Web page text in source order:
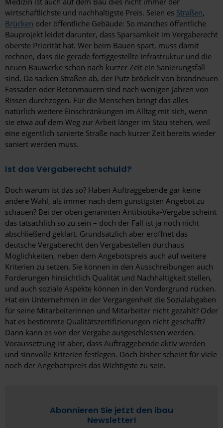
wirtschaftlichste und nachhaltigste Preis. Seien es Straßen,
Brücken oder öffentliche Gebäude: So manches öffentliche
Bauprojekt leidet darunter, dass Sparsamkeit im Vergaberecht
oberste Priorität hat. Wer beim Bauen spart, muss damit
rechnen, dass die gerade fertiggestellte Infrastruktur und die
neuen Bauwerke schon nach kurzer Zeit ein Sanierungsfall
sind. Da sacken Straßen ab, der Putz bröckelt von brandneuen
Fassaden oder Betonmauern sind nach wenigen Jahren von
Rissen durchzogen. Für die Menschen bringt das alles
natürlich weitere Einschränkungen im Alltag mit sich, wenn
sie etwa auf dem Weg zur Arbeit länger im Stau stehen, weil
eine eigentlich sanierte Straße nach kurzer Zeit bereits wieder
saniert werden muss.
Ist das Vergaberecht schuld?
Doch warum ist das so? Haben Auftraggebende gar keine
andere Wahl, als immer nach dem günstigsten Angebot zu
schauen? Bei der oben genannten Antibiotika-Vergabe scheint
das tatsächlich so zu sein – doch der Fall ist ja noch nicht
abschließend geklärt. Grundsätzlich aber eröffnet das
deutsche Vergaberecht den Vergabestellen durchaus
Möglichkeiten, neben dem Angebotspreis auch auf weitere
Kriterien zu setzen. Sie können in den Ausschreibungen auch
Forderungen hinsichtlich Qualität und Nachhaltigkeit stellen,
und auch soziale Aspekte können in den Vordergrund rücken.
Hat ein Unternehmen in der Vergangenheit die Sozialabgaben
für seine Mitarbeiterinnen und Mitarbeiter nicht gezahlt? Oder
hat es bestimmte Qualitätszertifizierungen nicht geschafft?
Dann kann es von der Vergabe ausgeschlossen werden.
Voraussetzung ist aber, dass Auftraggebende aktiv werden
und sinnvolle Kriterien festlegen. Doch bisher scheint für viele
noch der Angebotspreis das Wichtigste zu sein.
Abonnieren Sie jetzt den ibau
Newsletter!